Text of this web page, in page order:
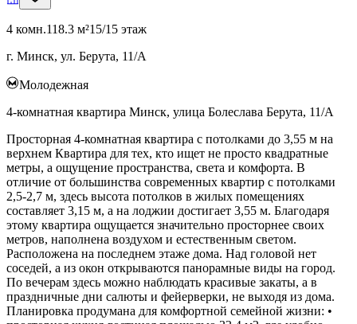
4 комн.118.3 м²15/15 этаж
г. Минск, ул. Берута, 11/А
Молодежная
4-комнатная квартира Минск, улица Болеслава Берута, 11/А
Просторная 4-комнатная квартира с потолками до 3,55 м на
верхнем Квартира для тех, кто ищет не просто квадратные
метры, а ощущение пространства, света и комфорта. В
отличие от большинства современных квартир с потолками
2,5-2,7 м, здесь высота потолков в жилых помещениях
составляет 3,15 м, а на лоджии достигает 3,55 м. Благодаря
этому квартира ощущается значительно просторнее своих
метров, наполнена воздухом и естественным светом.
Расположена на последнем этаже дома. Над головой нет
соседей, а из окон открываются панорамные виды на город.
По вечерам здесь можно наблюдать красивые закаты, а в
праздничные дни салюты и фейерверки, не выходя из дома.
Планировка продумана для комфортной семейной жизни: •